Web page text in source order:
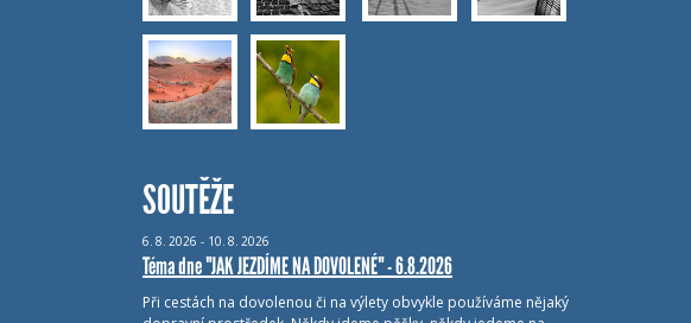
SOUTĚŽE
6. 8. 2026 - 10. 8. 2026
Téma dne "JAK JEZDÍME NA DOVOLENÉ" - 6.8.2026
Při cestách na dovolenou či na výlety obvykle používáme nějaký